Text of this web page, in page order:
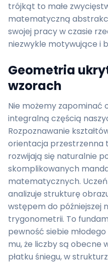
trójkąt to małe
matematyczną
swojej pracy w czasie
niezwykle motywujące i
Geometria
wzorach
Nie możemy zapominać
integralną częścią
Rozpoznawanie
orientacja przestrzenna
rozwijają się naturalnie
skomplikowanych
matematycznych.
analizuje strukturę
wstępem do późniejszej
trygonometrii. To
pewność siebie
mu, że liczby są obecne
płatku śniegu, w